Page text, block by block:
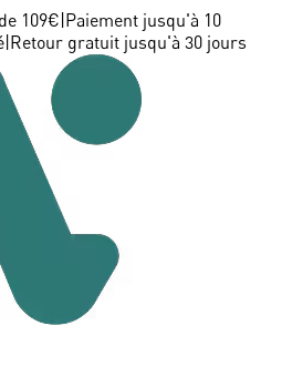
109€ Paiement jusqu'à 10
Retour gratuit jusqu'à 30 jours